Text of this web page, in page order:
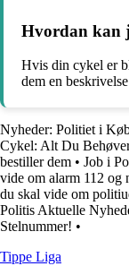
Hvordan kan
Hvis din cykel er
dem en
Nyheder: Politiet i
Cykel: Alt Du
bestiller dem • Job i
vide om alarm 112 og
du skal vide om
Politis Aktuelle
Stelnummer! •
Tippe Liga